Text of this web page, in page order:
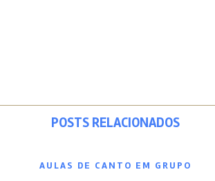
POSTS RELACIONADOS
AULAS DE CANTO EM GRUPO